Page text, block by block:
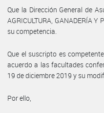
Que la Dirección General de
AGRICULTURA, GANADERÍA
su competencia.
Que el suscripto es
acuerdo a las facultades
19 de diciembre 2019 y su
Por ello,